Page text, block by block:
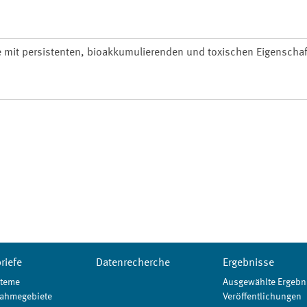
mit persistenten, bioakkumulierenden und toxischen
Datenrecherche Ergebnisse
Ausgewählte
Veröffentlichungen